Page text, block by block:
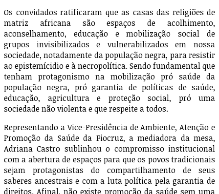
Os convidados ratificaram que as casas das religiões de
matriz africana são espaços de acolhimento,
aconselhamento, educação e mobilização social de
grupos invisibilizados e vulnerabilizados em nossa
sociedade, notadamente da população negra, para resistir
ao epistemícidio e à necropolítica. Sendo fundamental que
tenham protagonismo na mobilização pró saúde da
população negra, pró garantia de políticas de saúde,
educação, agricultura e proteção social, pró uma
sociedade não violenta e que respeite a todos.
Representando a Vice-Presidência de Ambiente, Atenção e
Promoção da Saúde da Fiocruz, a mediadora da mesa,
Adriana Castro sublinhou o compromisso institucional
com a abertura de espaços para que os povos tradicionais
sejam protagonistas do compartilhamento de seus
saberes ancestrais e com a luta política pela garantia de
direitos. Afinal, não existe promoção da saúde sem uma